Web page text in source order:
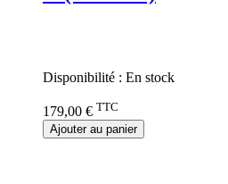
Disponibilité : En stock
179,00 € TTC
Ajouter au panier